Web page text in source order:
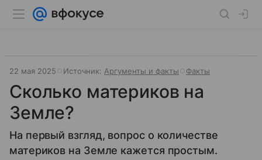
22 мая 2025 Источник: Аргументы и факты Факты
Сколько материков на
Земле?
На первый взгляд, вопрос о количестве
материков на Земле кажется простым.